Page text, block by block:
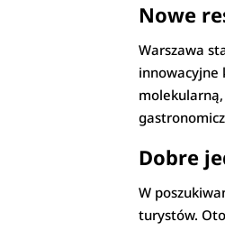
Nowe
Warszawa
innowacyjne
Dobre
W
turystów.